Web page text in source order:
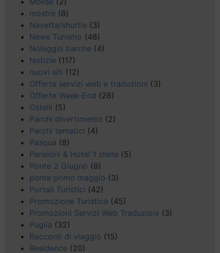
mostre (8)
Navetta/shuttle (3)
News Turismo (48)
Noleggio barche (4)
Notizie (117)
nuovi siti (12)
Offerte servizi web e traduzioni (3)
Offerte Week-End (28)
Ostelli (5)
Parchi divertimento (2)
Parchi tematici (4)
Pasqua (8)
Pensioni & Hotel 1 stella (5)
Ponte 2 Giugno (8)
ponte primo maggio (3)
Portali Turistici (42)
Promozione Turistica (45)
Promozioni Servizi Web Traduzioni (3)
Puglia (32)
Racconti di viaggio (15)
Residence (20)